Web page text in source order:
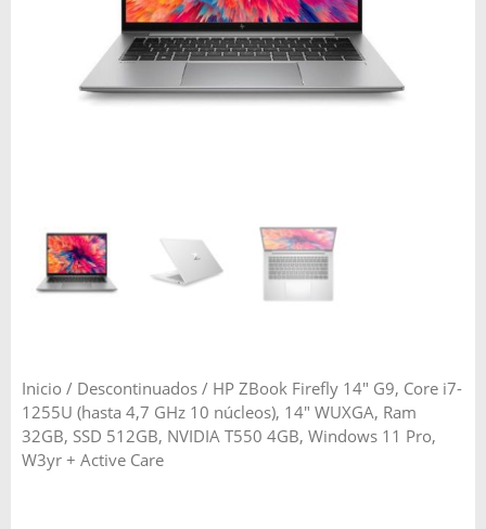
Inicio / Descontinuados / HP ZBook Firefly 14″ G9, Core i7-
1255U (hasta 4,7 GHz 10 núcleos), 14″ WUXGA, Ram
32GB, SSD 512GB, NVIDIA T550 4GB, Windows 11 Pro,
W3yr + Active Care